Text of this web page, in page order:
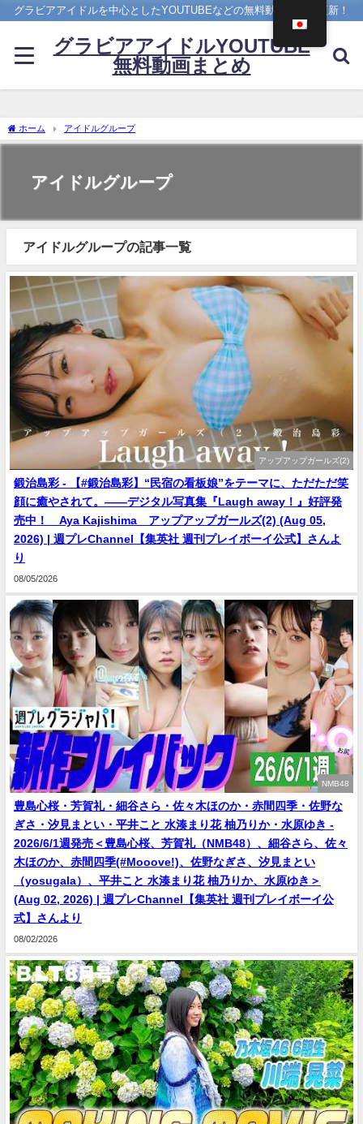
グラビアアイドルを中心としたYOUTUBEなどの無料動画を日々更新！
グラビアアイドルYOUTUBE
無料動画まとめ
ホーム アイドルグループ
アイドルグループ
アイドルグループの記事一覧
アップアップガールズ(2)
鍛治島彩 - 【#鍛治島彩】“民宿の看板娘”をテーマに、ただただ笑
顔に癒やされて。――デジタル写真集『Laugh away！』好評発
売中！ Aya Kajishima アップアップガールズ(2) (Aug 05,
2026) | 週プレChannel【集英社 週刊プレイボーイ公式】さんよ
り
08/05/2026
NMB48
豊島心桜・芳賀礼・細谷さら・佐々木ほのか・赤間四季・佐野な
ぎさ・汐見まとい・平井こと 水湊まり花 柚乃りか・水原ゆき -
2026/6/1週発売＜豊島心桜、芳賀礼（NMB48）、細谷さら、佐々
木ほのか、赤間四季(#Mooove!)、佐野なぎさ、汐見まとい
（yosugala）、平井こと 水湊まり花 柚乃りか、水原ゆき＞
(Aug 02, 2026) | 週プレChannel【集英社 週刊プレイボーイ公
式】さんより
08/02/2026